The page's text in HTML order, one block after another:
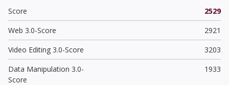
Score
2529
Web 3.0-Score
2921
Video Editing 3.0-Score
3203
Data Manipulation 3.0-
Score
1933